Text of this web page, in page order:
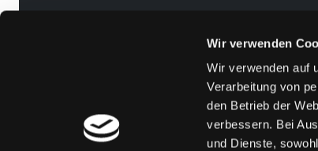
Wir verwenden
Wir verwenden auf
Verarbeitung von
den Betrieb der
verbessern. Bei
und Dienste,
[kju:b]
Feedback
Kontakt
Über uns
Jobs